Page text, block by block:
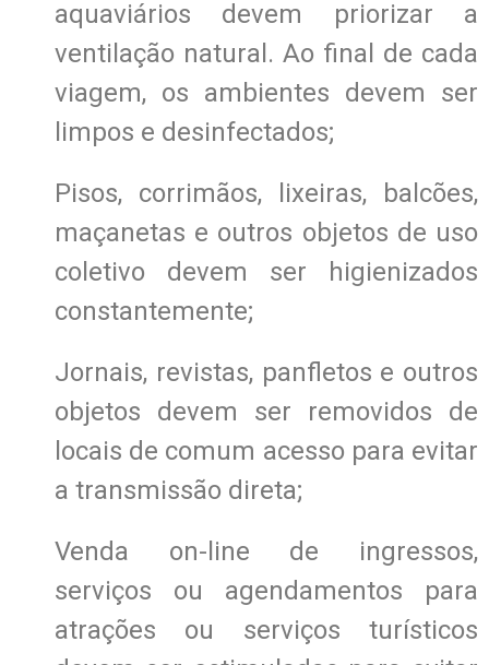
aquaviários devem priorizar a
ventilação natural. Ao final de cada
viagem, os ambientes devem ser
limpos e desinfectados;
Pisos, corrimãos, lixeiras, balcões,
maçanetas e outros objetos de uso
coletivo devem ser higienizados
constantemente;
Jornais, revistas, panfletos e outros
objetos devem ser removidos de
locais de comum acesso para evitar
a transmissão direta;
Venda on-line de ingressos,
serviços ou agendamentos para
atrações ou serviços turísticos